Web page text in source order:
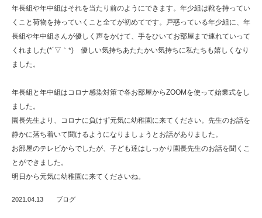
年長組や年中組はそれを当たり前のようにできます。年少組は靴を持ってい
くこと荷物を持っていくこと全てが初めてです。戸惑っている年少組に、年
長組や年中組さんが優しく声をかけて、手をひいてお部屋まで連れていって
くれました(*´▽｀*) 優しい気持ちあたたかい気持ちに私たちも嬉しくなり
ました。
年長組と年中組はコロナ感染対策で各お部屋からZOOMを使って始業式をし
ました。
園長先生より、コロナに負けず元気に幼稚園に来てください。先生のお話を
静かに落ち着いて聞けるようになりましょうとお話がありました。
お部屋のテレビからでしたが、子ども達はしっかり園長先生のお話を聞くこ
とができました。
明日から元気に幼稚園に来てくださいね。
2021.04.13 ブログ